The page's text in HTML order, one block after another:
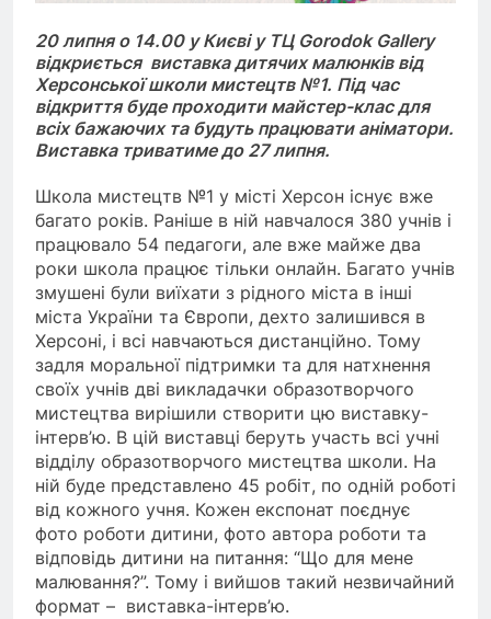
20 липня о 14.00 у Києві у ТЦ Gorodok Gallery
відкриється виставка дитячих малюнків від
Херсонської школи мистецтв №1. Під час
відкриття буде проходити майстер-клас для
всіх бажаючих та будуть працювати аніматори.
Виставка триватиме до 27 липня.
Школа мистецтв №1 у місті Херсон існує вже
багато років. Раніше в ній навчалося 380 учнів і
працювало 54 педагоги, але вже майже два
роки школа працює тільки онлайн. Багато учнів
змушені були виїхати з рідного міста в інші
міста України та Європи, дехто залишився в
Херсоні, і всі навчаються дистанційно. Тому
задля моральної підтримки та для натхнення
своїх учнів дві викладачки образотворчого
мистецтва вирішили створити цю виставку-
інтерв’ю. В цій виставці беруть участь всі учні
відділу образотворчого мистецтва школи. На
ній буде представлено 45 робіт, по одній роботі
від кожного учня. Кожен експонат поєднує
фото роботи дитини, фото автора роботи та
відповідь дитини на питання: “Що для мене
малювання?”. Тому і вийшов такий незвичайний
формат – виставка-інтерв’ю.